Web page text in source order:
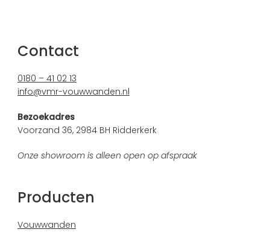
Contact
0180 – 41 02 13
info@vmr-vouwwanden.nl
Bezoekadres
Voorzand 36, 2984 BH Ridderkerk
Onze showroom is alleen open op afspraak
Producten
Vouwwanden